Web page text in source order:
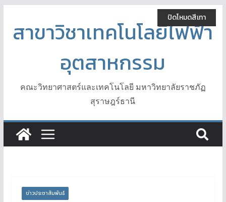
content
สาขาวิชาเทคโนโลยีไฟฟ้า
อุตสาหกรรม
คณะวิทยาศาสตร์และเทคโนโลยี มหาวิทยาลัยราชภัฏ
สุราษฎร์ธานี
ข่าวประชาสัมพันธ์
ปิดโหมดสีเทา